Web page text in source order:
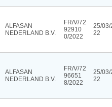
ALFASAN
NEDERLAND B.V.
FR/V/72
92910
0/2022
25/03/
22
ALFASAN
NEDERLAND B.V.
FR/V/72
96651
8/2022
25/03/
22